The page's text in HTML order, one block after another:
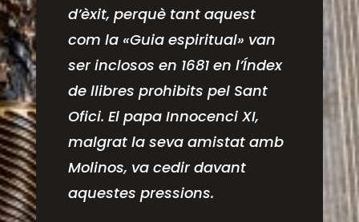
d’èxit, perquè tant aquest
com la «Guia espiritual» van
ser inclosos en 1681 en l’Índex
de llibres prohibits pel Sant
Ofici. El papa Innocenci XI,
malgrat la seva amistat amb
Molinos, va cedir davant
aquestes pressions.